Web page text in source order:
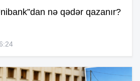
nə qədər qazanır?